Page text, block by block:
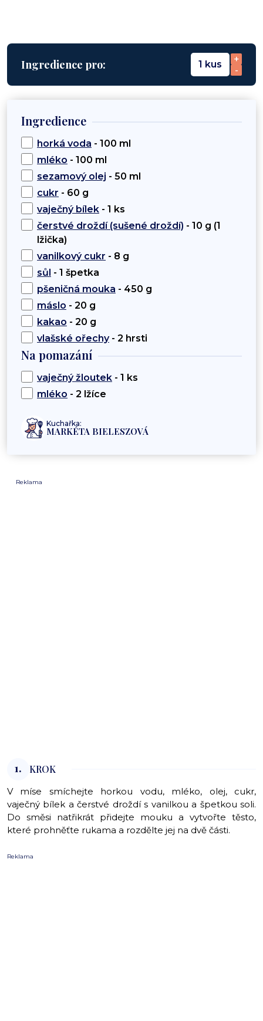
Ingredience pro: 1 kus
+
-
Ingredience
horká voda - 100 ml
mléko - 100 ml
sezamový olej - 50 ml
cukr - 60 g
vaječný bílek - 1 ks
čerstvé droždí (sušené droždí) - 10 g (1
lžička)
vanilkový cukr - 8 g
sůl - 1 špetka
pšeničná mouka - 450 g
máslo - 20 g
kakao - 20 g
vlašské ořechy- 2 hrsti
Na pomazání
vaječný žloutek - 1 ks
mléko - 2 lžíce
Kuchařka:
MARKÉTA BIELESZOVÁ
Reklama
1. KROK
V míse smíchejte horkou vodu, mléko, olej, cukr,
vaječný bílek a čerstvé droždí s vanilkou a špetkou soli.
Do směsi natřikrát přidejte mouku a vytvořte těsto,
které prohněťte rukama a rozdělte jej na dvě části.
Reklama